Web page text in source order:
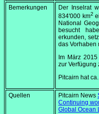
Bemerkungen Der Inselrat
834'000 km2
National
besucht
erkunden,
das Vorhaben
Im März
zur Verfügung
Pitcairn hat
Quellen Pitcairn News
Continuing
Global Ocean